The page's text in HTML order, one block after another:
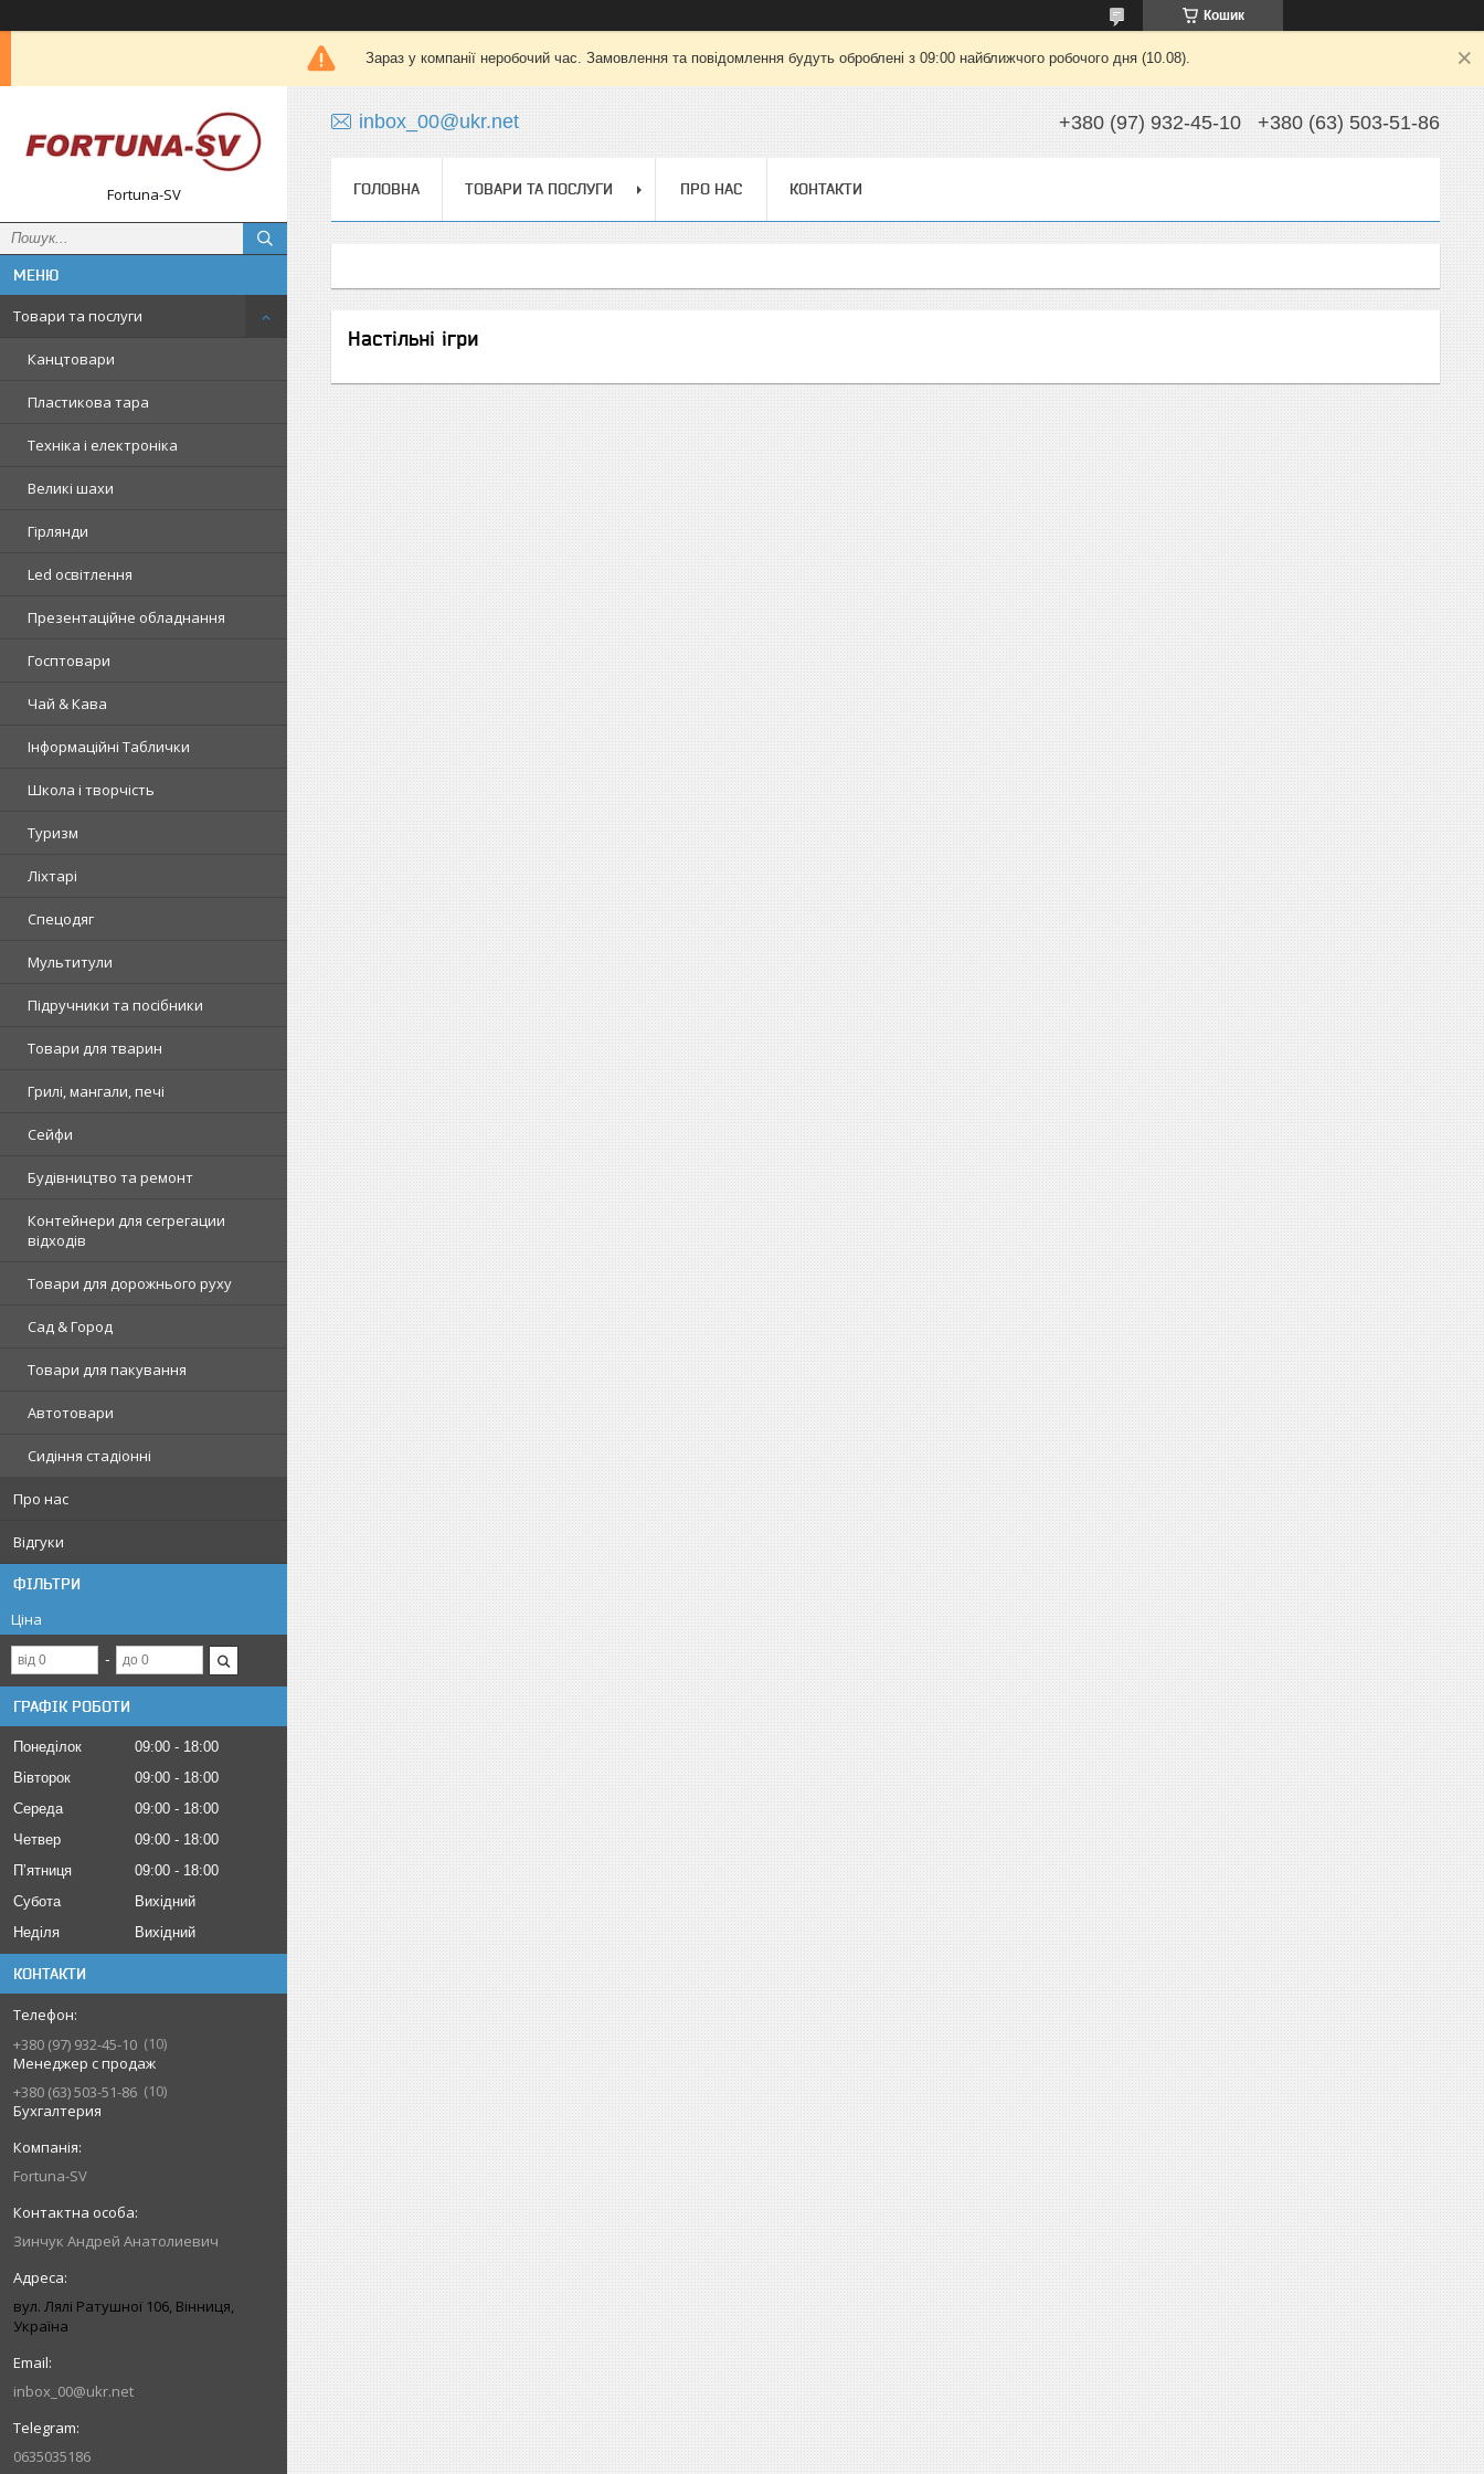
Кошик
Зараз у компанії неробочий час. Замовлення та повідомлення будуть оброблені з 09:00 найближчого робочого дня (10.08).
Fortuna-SV
Товари та послуги
Канцтовари
Пластикова тара
Техніка і електроніка
Великі шахи
Гірлянди
Led освітлення
Презентаційне обладнання
Госптовари
Чай & Кава
Інформаційні Таблички
Школа і творчість
Туризм
Ліхтарі
Спецодяг
Мультитули
Підручники та посібники
Товари для тварин
Грилі, мангали, печі
Сейфи
Будівництво та ремонт
Контейнери для сегрегации
відходів
Товари для дорожнього руху
Сад & Город
Товари для пакування
Автотовари
Сидіння стадіонні
Про нас
Відгуки
ФІЛЬТРИ
Ціна
ГРАФІК РОБОТИ
Понеділок 09:00
18:00
Вівторок
09:00
18:00
Середа
09:00
18:00
Четвер
09:00
18:00
Пʼятниця
09:00
18:00
Субота
Вихідний
Неділя
Вихідний
КОНТАКТИ
+380 (97) 932-45-10
10
Менеджер с продаж
+380 (63) 503-51-86
10
Бухгалтерия
Fortuna-SV
Зинчук Андрей Анатолиевич
вул. Лялі Ратушної 106, Вінниця,
Україна
inbox_00@ukr.net
0635035186
inbox_00@ukr.net +380 (97) 932-45-10 +380 (63) 503-51-86
ГОЛОВНА ТОВАРИ ТА ПОСЛУГИ ПРО НАС КОНТАКТИ
Настільні ігри